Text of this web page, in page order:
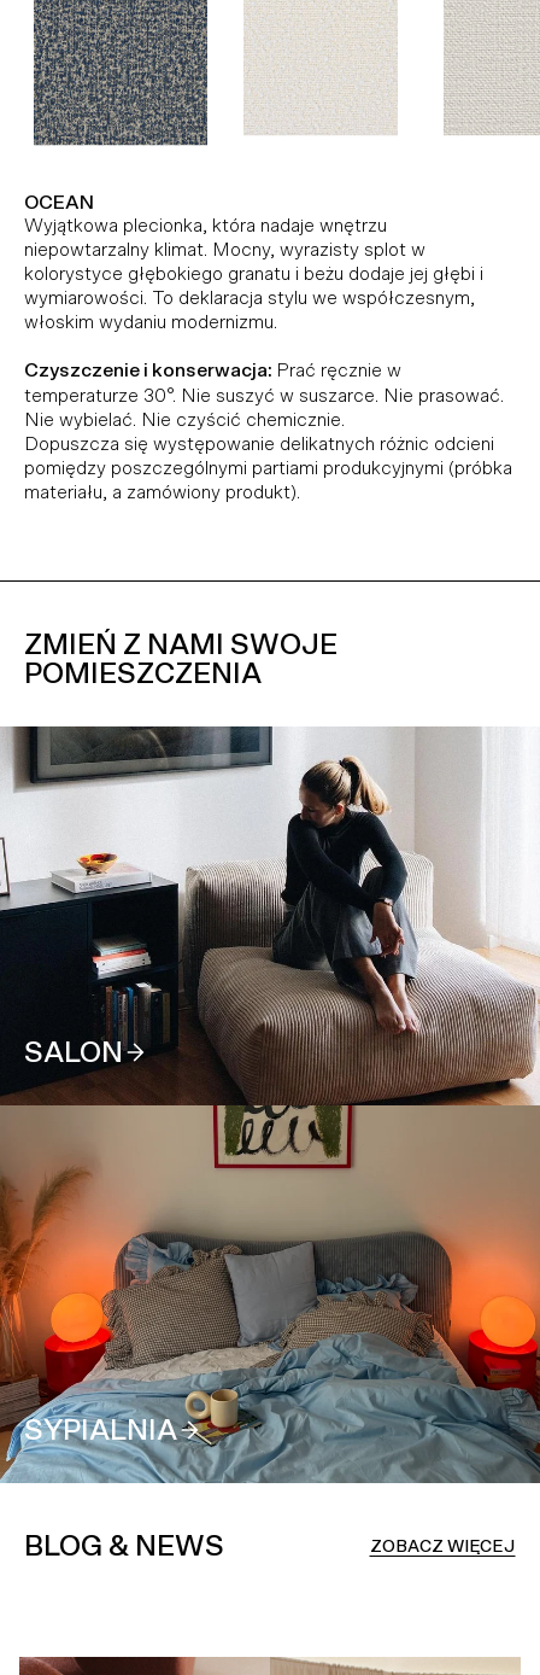
OCEAN
Wyjątkowa plecionka, która nadaje wnętrzu
niepowtarzalny klimat. Mocny, wyrazisty splot w
kolorystyce głębokiego granatu i beżu dodaje jej głębi i
wymiarowości. To deklaracja stylu we współczesnym,
włoskim wydaniu modernizmu.
Czyszczenie i konserwacja: Prać ręcznie w
temperaturze 30°. Nie suszyć w suszarce. Nie prasować.
Nie wybielać. Nie czyścić chemicznie.
Dopuszcza się występowanie delikatnych różnic odcieni
pomiędzy poszczególnymi partiami produkcyjnymi (próbka
materiału, a zamówiony produkt).
ZMIEŃ Z NAMI SWOJE
POMIESZCZENIA
SALON
SYPIALNIA
BLOG & NEWS ZOBACZ WIĘCEJ